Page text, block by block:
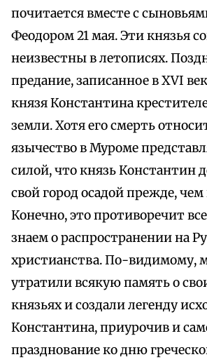
почитается вместе с
Феодором 21 мая. Эти князья
неизвестны в летописях.
предание, записанное в XVI
князя Константина
земли. Хотя его смерть
язычество в Муроме
силой, что князь Константин
свой город осадой прежде, чем
Конечно, это противоречит
знаем о распространении на
христианства. По-видимому,
утратили всякую память о
князьях и создали легенду
Константина, приурочив и
празднование ко дню